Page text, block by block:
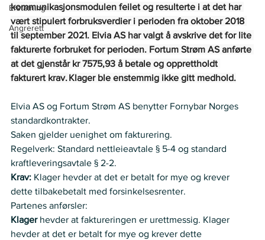
Erstatning
Angrerett
kommunikasjonsmodulen feilet og resulterte i at det har
vært stipulert forbruksverdier i perioden fra oktober 2018
til september 2021. Elvia AS har valgt å avskrive det for lite
fakturerte forbruket for perioden. Fortum Strøm AS anførte
at det gjenstår kr 7575,93 å betale og opprettholdt
fakturert krav. Klager ble enstemmig ikke gitt medhold.
Elvia AS og Fortum Strøm AS benytter Fornybar Norges
standardkontrakter.
Saken gjelder uenighet om fakturering.
Regelverk: Standard nettleieavtale § 5-4 og standard
kraftleveringsavtale § 2-2.
Krav: Klager hevder at det er betalt for mye og krever
dette tilbakebetalt med forsinkelsesrenter.
Partenes anførsler:
Klager hevder at faktureringen er urettmessig. Klager
hevder at det er betalt for mye og krever dette